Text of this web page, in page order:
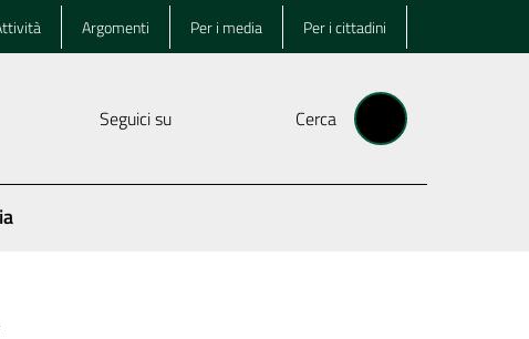
Argomenti Per i media Per i cittadini
Seguici su Cerca